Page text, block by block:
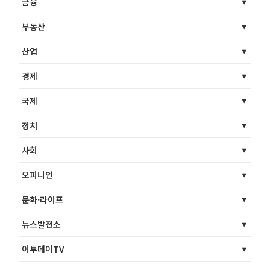
부동산
산업
경제
국제
정치
사회
오피니언
문화·라이프
뉴스발전소
이투데이TV